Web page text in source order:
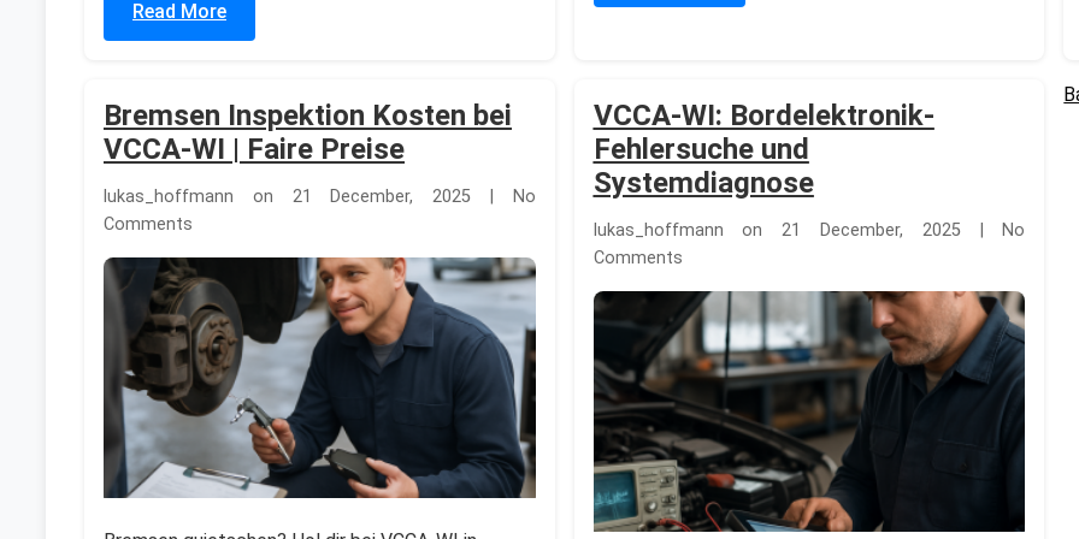
Read More
Bremsen Inspektion Kosten bei
VCCA-WI | Faire Preise
lukas_hoffmann on 21 December, 2025 | No
Comments
VCCA-WI: Bordelektronik-
Fehlersuche und
Systemdiagnose
lukas_hoffmann on 21 December, 2025 | No
Comments